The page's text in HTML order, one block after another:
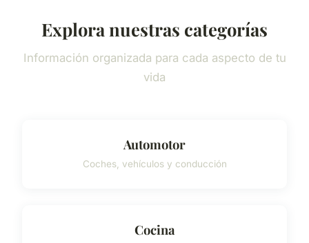
Explora nuestras categorías
Información organizada para cada aspecto de tu
vida
Automotor
Coches, vehículos y conducción
Cocina